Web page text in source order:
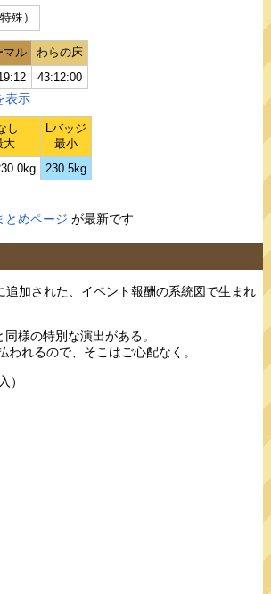
殊）
マル
わらの床
43:12:00
表示
し
大
Lバッジ
最小
230.5kg
とめページ が最新です
追加された、イベント報酬の系統図で生まれ
同様の特別な演出がある。
われるので、そこはご心配なく。
）